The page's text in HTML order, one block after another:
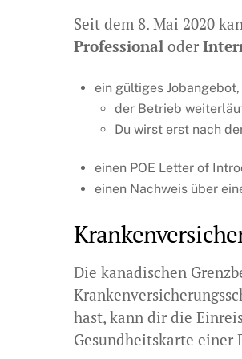
Seit dem 8. Mai 2020
Professional oder
ein gültiges
der Betrieb
Du wirst erst nach
einen POE Letter of
einen Nachweis über
Die kanadischen
hast, kann dir die
Gesundheitskarte